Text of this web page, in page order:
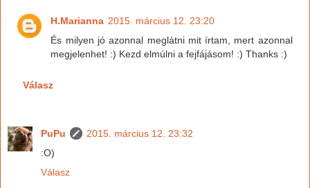
H.Marianna 2015. március 12. 23:20
És milyen jó azonnal meglátni mit írtam, mert azonnal
megjelenhet! :) Kezd elmúlni a fejfájásom! :) Thanks :)
Válasz
PuPu
2015. március 12. 23:32
:O)
Válasz